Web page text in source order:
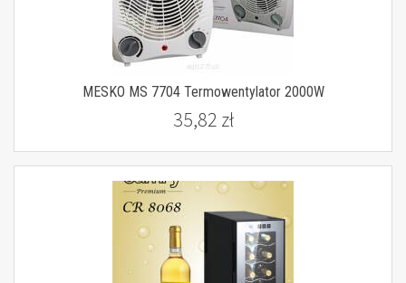
MESKO MS 7704 Termowentylator 2000W
35,82 zł